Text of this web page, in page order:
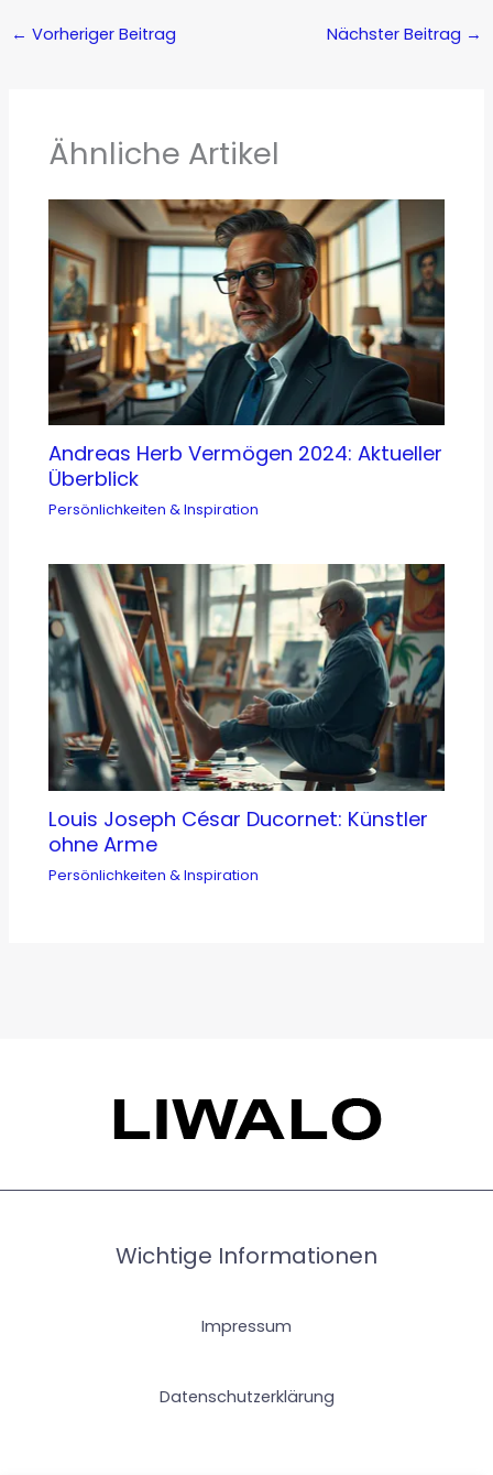
← Vorheriger Beitrag Nächster Beitrag →
Ähnliche Artikel
Andreas Herb Vermögen 2024: Aktueller
Überblick
Persönlichkeiten & Inspiration
Louis Joseph César Ducornet: Künstler
ohne Arme
Persönlichkeiten & Inspiration
Wichtige Informationen
Impressum
Datenschutzerklärung